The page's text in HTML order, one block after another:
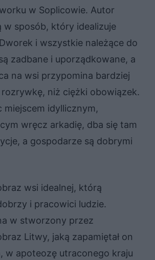
w Soplicowie. Autor
w sposób, który idealizuje
i wszystkie należące do
zadbane i uporządkowane, a
na wsi przypomina bardziej
niż ciężki obowiązek.
miejscem idyllicznym,
wręcz arkadię, dba się tam
a gospodarze są dobrymi
wsi idealnej, którą
i pracowici ludzie.
w stworzony przez
Litwy, jaką zapamiętał on
w apoteozę utraconego kraju